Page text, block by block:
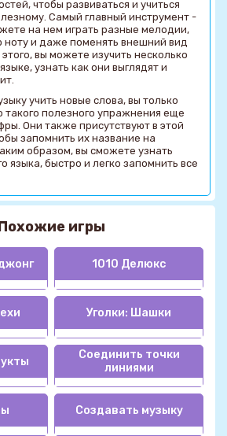
чтобы развиваться и учиться
Самый главный инструмент -
на нем играть разные мелодии,
и даже поменять внешний вид
вы можете изучить несколько
узнать как они выглядят и
учить новые слова, вы только
полезного упражнения еще
Они также присутствуют в этой
запомнить их название на
образом, вы сможете узнать
языка, быстро и легко запомнить все
игры
1010 Делюкс
Уголки: Шашки
Соединить точки
линиями
Создавать музыку